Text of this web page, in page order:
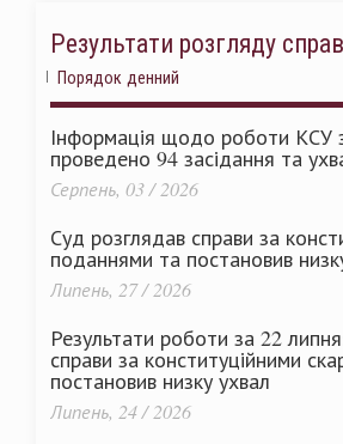
Результати розгляду справ
Порядок денний
Інформація щодо роботи КСУ
проведено 94 засідання та
Серпень, 03 / 2026
Суд розглядав справи за
поданнями та постановив
Липень, 27 / 2026
Результати роботи за 22
справи за конституційними
постановив низку ухвал
Липень, 24 / 2026